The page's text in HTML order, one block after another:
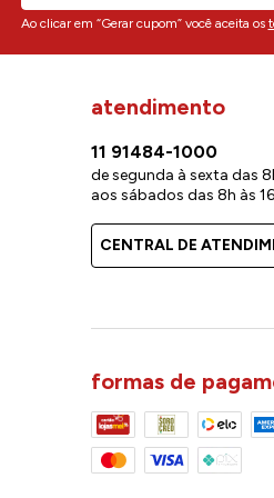
Ao clicar em “Gerar cupom” você aceita os
atendimento
11 91484-1000
de segunda à sexta das
aos sábados das 8h às
CENTRAL DE
formas de